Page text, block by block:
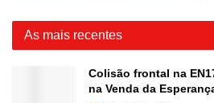
As mais recentes
Colisão frontal na
na Venda da